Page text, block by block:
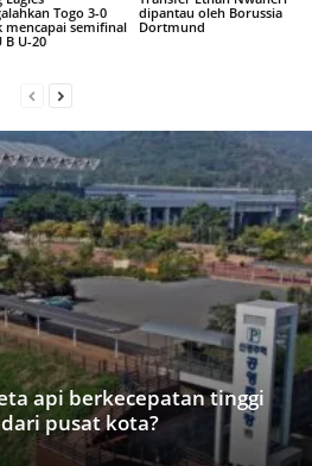
Togo 3-0
mencapai semifinal
B U-20
dipantau oleh Borussia
Dortmund
api berkecepatan tinggi
pusat kota?